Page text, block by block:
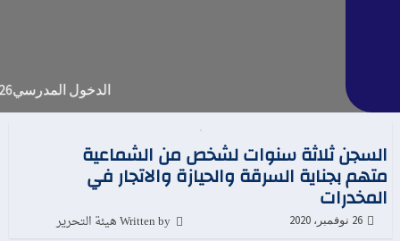
الدخول المدرسي2026.. وزارة التربية الوطنية تعلن موعد التحاق إلتلاميذ والأطرالإدارية والتربوية
السجن ثلاثة سنوات لشخص من الشماعية
متهم بجناية السرقة والحيازة والاتجار في
المخدرات
26 نوفمبر، 2020